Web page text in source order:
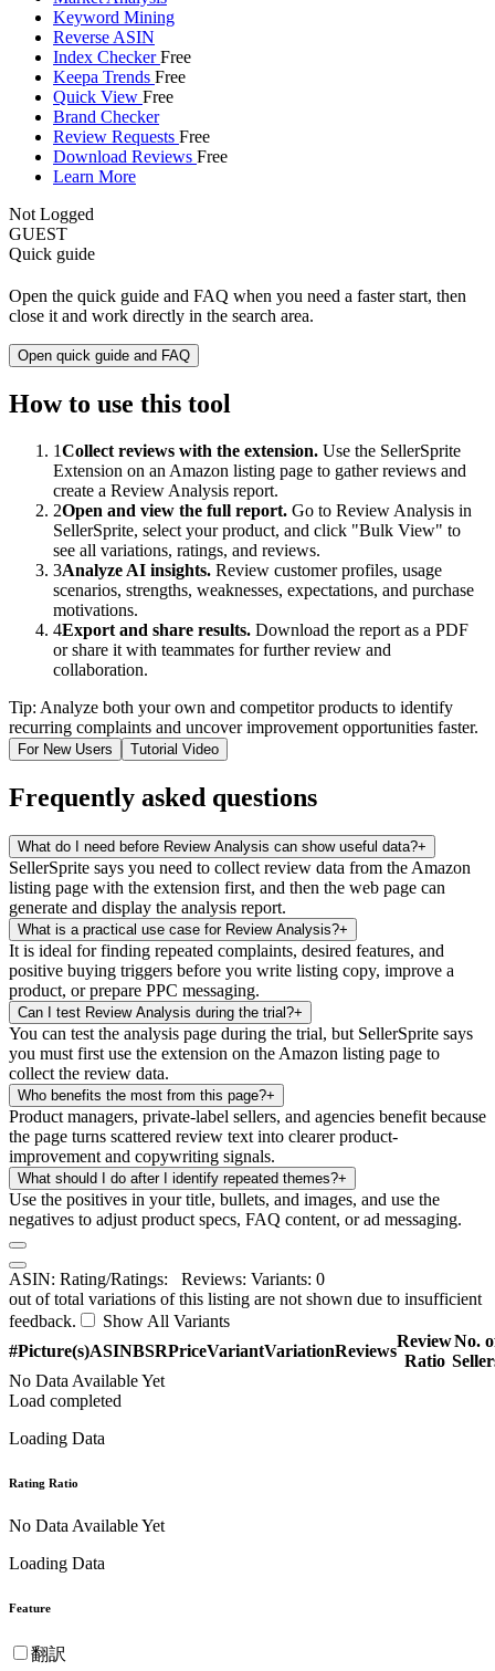
Keyword Mining
Reverse ASIN
Index CheckerFree
Keepa Trends Free
Quick View Free
Brand Checker
Review Requests Free
Download Reviews Free
Learn More
Not Logged
GUEST
Quick guide
Open the quick guide and FAQ when you need a faster start, then
close it and work directly in the search area.
Open quick guide and FAQ
How to use this tool
1Collect reviews with the extension. Use the SellerSprite
Extension on an Amazon listing page to gather reviews and
create a Review Analysis report.
2Open and view the full report. Go to Review Analysis in
SellerSprite, select your product, and click "Bulk View" to
see all variations, ratings, and reviews.
3Analyze AI insights. Review customer profiles, usage
scenarios, strengths, weaknesses, expectations, and purchase
motivations.
4Export and share results. Download the report as a PDF
or share it with teammates for further review and
collaboration.
Tip: Analyze both your own and competitor products to identify
recurring complaints and uncover improvement opportunities faster.
For New Users Tutorial Video
Frequently asked questions
What do I need before Review Analysis can show useful data?+
SellerSprite says you need to collect review data from the Amazon
listing page with the extension first, and then the web page can
generate and display the analysis report.
What is a practical use case for Review Analysis?+
It is ideal for finding repeated complaints, desired features, and
positive buying triggers before you write listing copy, improve a
product, or prepare PPC messaging.
Can I test Review Analysis during the trial?+
You can test the analysis page during the trial, but SellerSprite says
you must first use the extension on the Amazon listing page to
collect the review data.
Who benefits the most from this page?+
Product managers, private-label sellers, and agencies benefit because
the page turns scattered review text into clearer product-
improvement and copywriting signals.
What should I do after I identify repeated themes?+
Use the positives in your title, bullets, and images, and use the
negatives to adjust product specs, FAQ content, or ad messaging.
ASIN: Rating/Ratings: Reviews: Variants: 0
out oftotal variations of this listing are not shown due to insufficient
feedback.
Show All Variants
#Picture(s)ASINBSRPriceVariantVariationReviews
Review
Ratio
No.
No Data Available Yet
Load completed
Loading Data
Rating Ratio
No Data Available Yet
Loading Data
Feature
翻訳